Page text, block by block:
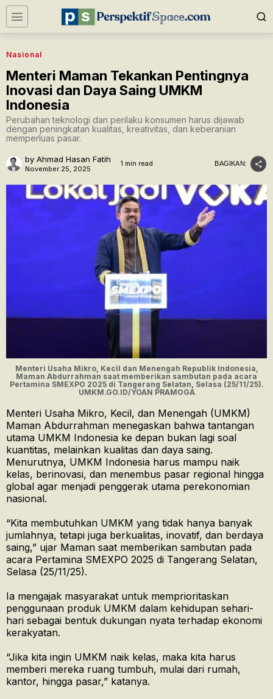
Nasional
Menteri Maman Tekankan Pentingnya
Inovasi dan Daya Saing UMKM
Indonesia
Perubahan teknologi dan perilaku konsumen harus dijawab
dengan peningkatan kualitas, kreativitas, dan keberanian
memperluas pasar.
by Ahmad Hasan Fatih
November 25, 2025
1 min read BAGIKAN:
Menteri Usaha Mikro, Kecil dan Menengah Republik Indonesia,
Maman Abdurrahman saat memberikan sambutan pada acara
Pertamina SMEXPO 2025 di Tangerang Selatan, Selasa (25/11/25).
UMKM.GO.ID/YOAN PRAMOGA
Menteri Usaha Mikro, Kecil, dan Menengah (UMKM)
Maman Abdurrahman menegaskan bahwa tantangan
utama UMKM Indonesia ke depan bukan lagi soal
kuantitas, melainkan kualitas dan daya saing.
Menurutnya, UMKM Indonesia harus mampu naik
kelas, berinovasi, dan menembus pasar regional hingga
global agar menjadi penggerak utama perekonomian
nasional.
“Kita membutuhkan UMKM yang tidak hanya banyak
jumlahnya, tetapi juga berkualitas, inovatif, dan berdaya
saing,” ujar Maman saat memberikan sambutan pada
acara Pertamina SMEXPO 2025 di Tangerang Selatan,
Selasa (25/11/25).
Ia mengajak masyarakat untuk memprioritaskan
penggunaan produk UMKM dalam kehidupan sehari-
hari sebagai bentuk dukungan nyata terhadap ekonomi
kerakyatan.
“Jika kita ingin UMKM naik kelas, maka kita harus
memberi mereka ruang tumbuh, mulai dari rumah,
kantor, hingga pasar,” katanya.